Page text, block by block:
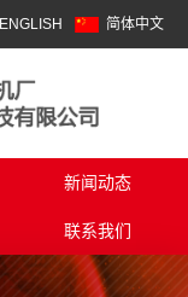
ENGLISH 简体中文
新闻动态
联系我们